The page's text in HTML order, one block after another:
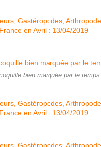
bien marquée par le temps.